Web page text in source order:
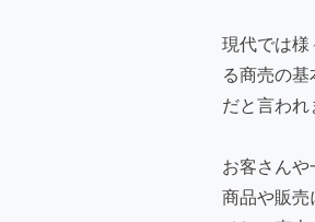
現代では様
る商売の
だと言われ
お客さんや
商品や販売